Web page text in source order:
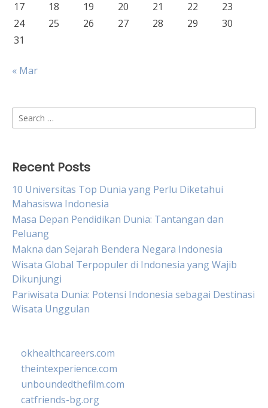
17 18 19 20 21 22
23
24
25 26 27 28 29
30
31
« Mar
Search
for:
Recent Posts
10 Universitas Top Dunia yang Perlu Diketahui
Mahasiswa Indonesia
Masa Depan Pendidikan Dunia: Tantangan dan
Peluang
Makna dan Sejarah Bendera Negara Indonesia
Wisata Global Terpopuler di Indonesia yang Wajib
Dikunjungi
Pariwisata Dunia: Potensi Indonesia sebagai Destinasi
Wisata Unggulan
okhealthcareers.com
theintexperience.com
unboundedthefilm.com
catfriends-bg.org